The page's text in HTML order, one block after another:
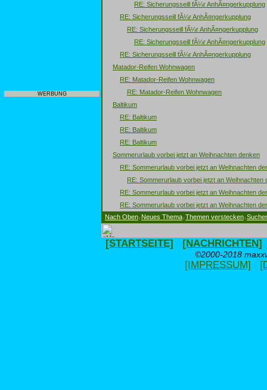
WERBUNG
RE: Sicherungsseill fÃ¼r AnhÃ¤ngerkupplung
RE: Sicherungsseill fÃ¼r AnhÃ¤ngerkupplung
RE: Sicherungsseill fÃ¼r AnhÃ¤ngerkupplung
RE: Sicherungsseill fÃ¼r AnhÃ¤ngerkupplung
RE: Sicherungsseill fÃ¼r AnhÃ¤ngerkupplung
Matador-Reifen Wohnwagen
RE: Matador-Reifen Wohnwagen
RE: Matador-Reifen Wohnwagen
Baltikum
RE: Baltikum
RE: Baltikum
RE: Baltikum
Sommerurlaub vorbei jetzt an Weihnachten denken
RE: Sommerurlaub vorbei jetzt an Weihnachten
RE: Sommerurlaub vorbei jetzt an Weihnachten
RE: Sommerurlaub vorbei jetzt an Weihnachten
RE: Sommerurlaub vorbei jetzt an Weihnachten
Nach Oben | Neues Thema | Themen verstecken |
[STARTSEITE] [NACHRICHTEN]
©2000-2018
[IMPRESSUM]